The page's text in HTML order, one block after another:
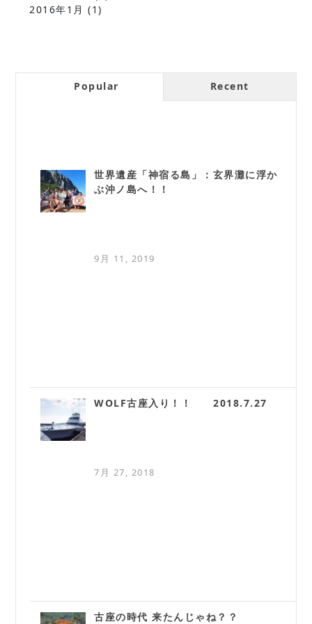
2016年1月 (1)
Popular Recent
世界遺産「神宿る島」：玄界灘に浮か
ぶ沖ノ島へ！！
9月 11, 2019
WOLF古座入り！！ 2018.7.27
7月 27, 2018
古座の時代 来たんじゃね？？